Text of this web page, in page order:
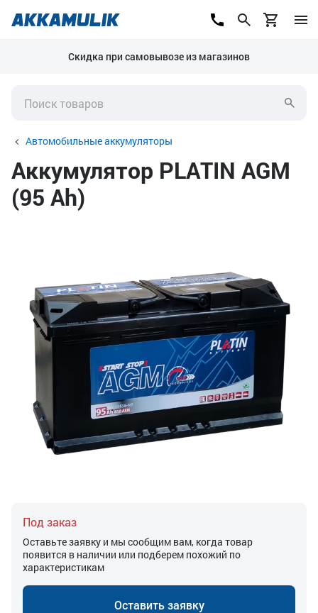
Скидка при самовывозе из магазинов
Автомобильные аккумуляторы
Аккумулятор PLATIN AGM
(95 Ah)
Под заказ
Оставьте заявку и мы сообщим вам, когда товар
появится в наличии или подберем похожий по
характеристикам
Оставить заявку